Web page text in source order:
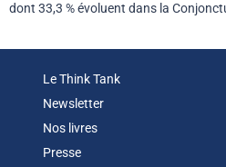
dont 33,3 % évoluent dans la
Le Think Tank
Newsletter
Nos livres
Presse